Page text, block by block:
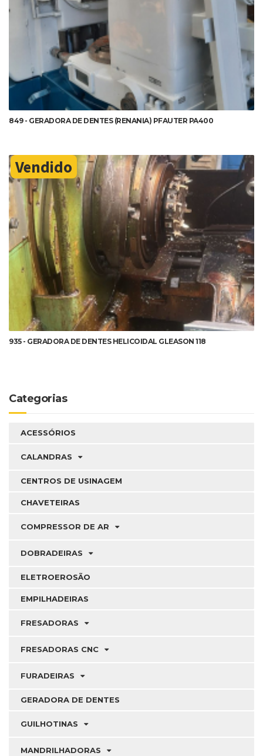
849 - GERADORA DE DENTES (RENANIA) PFAUTER PA400
Vendido
935 - GERADORA DE DENTES HELICOIDAL GLEASON 118
Categorias
ACESSÓRIOS
CALANDRAS
CENTROS DE USINAGEM
CHAVETEIRAS
COMPRESSOR DE AR
DOBRADEIRAS
ELETROEROSÃO
EMPILHADEIRAS
FRESADORAS
FRESADORAS CNC
FURADEIRAS
GERADORA DE DENTES
GUILHOTINAS
MANDRILHADORAS